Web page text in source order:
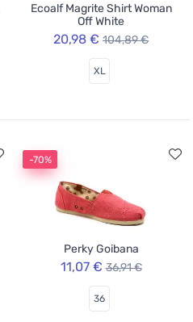
Ecoalf Magrite Shirt Woman
Off White
20,98 € 104,89 €
XL
-70%
Perky Goibana
11,07 € 36,91 €
36